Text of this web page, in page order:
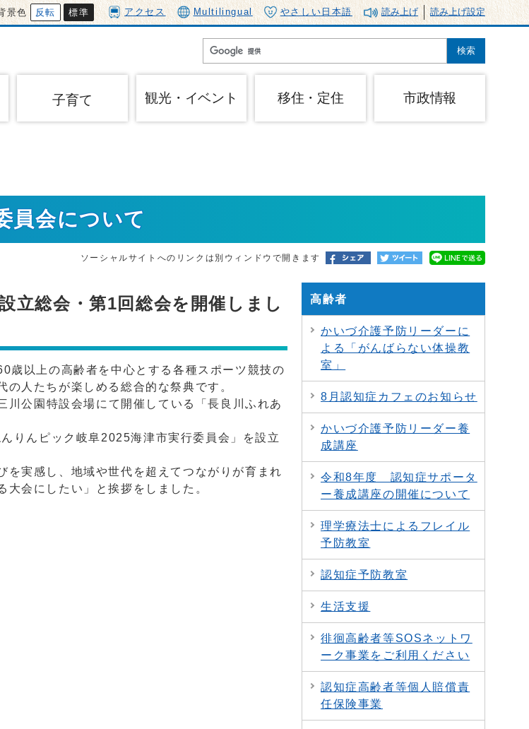
景色 反転 標準 アクセス Multilingual やさしい日本語 読み上げ 読み上げ設定
子育て 観光・イベント 移住・定住 市政情報
員会について
ソーシャルサイトへのリンクは別ウィンドウで開きます
立総会・第1回総会を開催しまし
以上の高齢者を中心とする各種スポーツ競技の
人たちが楽しめる総合的な祭典です。
公園特設会場にて開催している「長良川ふれあ
りんピック岐阜2025海津市実行委員会」を設立
実感し、地域や世代を超えてつながりが育まれ
会にしたい」と挨拶をしました。
高齢者
かいづ介護予防リーダーに
よる「がんばらない体操教
室」
8月認知症カフェのお知らせ
かいづ介護予防リーダー養
成講座
令和8年度 認知症サポータ
ー養成講座の開催について
理学療法士によるフレイル
予防教室
認知症予防教室
生活支援
徘徊高齢者等SOSネットワ
ーク事業をご利用ください
認知症高齢者等個人賠償責
任保険事業